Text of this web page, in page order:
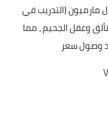
مارميون (التدريب في
وعقل الجحيم ، مما
وصول سعر